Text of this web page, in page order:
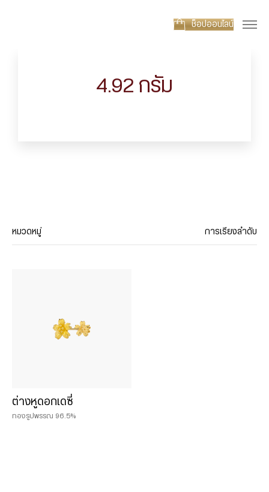
ช็อปออนไลน์
4.92 กรัม
หมวดหมู่
0.075 บาท
0.125 บาท
การเรียงลำดับ
ต่างหูดอกเดซี่
ทองรูปพรรณ 96.5%